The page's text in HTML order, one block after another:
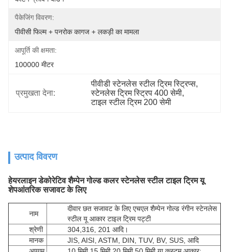
पैकेजिंग विवरण:
पीवीसी फिल्म + पनरोक कागज + लकड़ी का मामला
आपूर्ति की क्षमता:
100000 मीटर
प्रमुखता देना:
पीवीडी स्टेनलेस स्टील ट्रिम स्ट्रिप्स,
स्टेनलेस ट्रिम स्ट्रिप 400 सेमी,
टाइल स्टील ट्रिम 200 सेमी
उत्पाद विवरण
हेयरलाइन डेकोरेटिव शैम्पेन गोल्ड कलर स्टेनलेस स्टील टाइल ट्रिम यू
शेपआंतरिक सजावट के लिए
नाम
दीवार छत सजावट के लिए एचएल शैम्पेन गोल्ड रंगीन स्टेनलेस
स्टील यू आकार टाइल ट्रिम पट्टी
श्रेणी
304,316, 201 आदि।
मानक
JIS, AISI, ASTM, DIN, TUV, BV, SUS, आदि